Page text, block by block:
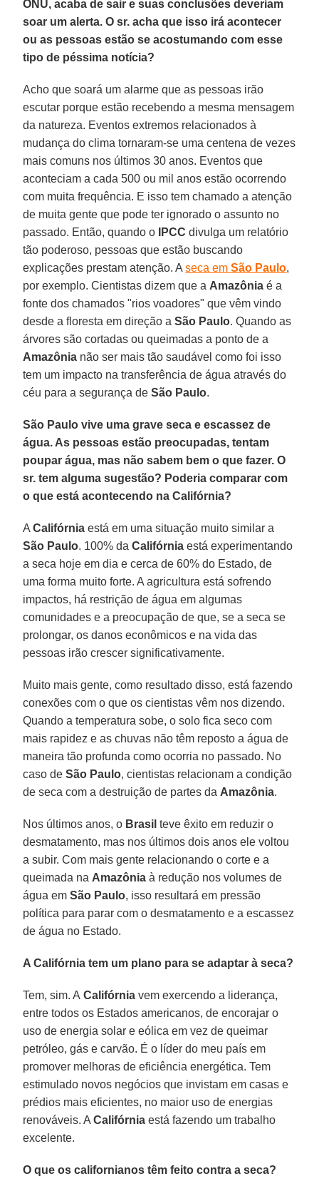
ONU, acaba de sair e suas conclusões deveriam
soar um alerta. O sr. acha que isso irá acontecer
ou as pessoas estão se acostumando com esse
tipo de péssima notícia?
Acho que soará um alarme que as pessoas irão
escutar porque estão recebendo a mesma mensagem
da natureza. Eventos extremos relacionados à
mudança do clima tornaram-se uma centena de vezes
mais comuns nos últimos 30 anos. Eventos que
aconteciam a cada 500 ou mil anos estão ocorrendo
com muita frequência. E isso tem chamado a atenção
de muita gente que pode ter ignorado o assunto no
passado. Então, quando o
IPCC divulga um relatório
tão poderoso, pessoas que estão buscando
explicações prestam atenção. Aseca emSão Paulo,
por exemplo. Cientistas dizem que a Amazônia é a
fonte dos chamados "rios voadores" que vêm vindo
desde a floresta em direção aSão Paulo. Quando as
árvores são cortadas ou queimadas a ponto de a
Amazônia não ser mais tão saudável como foi isso
tem um impacto na transferência de água através do
céu para a segurança deSão Paulo.
São Paulo vive uma grave seca e escassez de
água. As pessoas estão preocupadas, tentam
poupar água, mas não sabem bem o que fazer. O
sr. tem alguma sugestão? Poderia comparar com
o que está acontecendo na Califórnia?
ACalifórnia está em uma situação muito similar a
São Paulo. 100% daCalifórnia está experimentando
a seca hoje em dia e cerca de 60% do Estado, de
uma forma muito forte. A agricultura está sofrendo
impactos, há restrição de água em algumas
comunidades e a preocupação de que, se a seca se
prolongar, os danos econômicos e na vida das
pessoas irão crescer significativamente.
Muito mais gente, como resultado disso, está fazendo
conexões com o que os cientistas vêm nos dizendo.
Quando a temperatura sobe, o solo fica seco com
mais rapidez e as chuvas não têm reposto a água de
maneira tão profunda como ocorria no passado. No
caso deSão Paulo, cientistas relacionam a condição
de seca com a destruição de partes da Amazônia.
Nos últimos anos, o Brasil teve êxito em reduzir o
desmatamento, mas nos últimos dois anos ele voltou
a subir. Com mais gente relacionando o corte e a
queimada na Amazônia à redução nos volumes de
água emSão Paulo, isso resultará em pressão
política para parar com o desmatamento e a escassez
de água no Estado.
A Califórnia tem um plano para se adaptar à seca?
Tem, sim. A Califórnia vem exercendo a liderança,
entre todos os Estados americanos, de encorajar o
uso de energia solar e eólica em vez de queimar
petróleo, gás e carvão. É o líder do meu país em
promover melhoras de eficiência energética. Tem
estimulado novos negócios que invistam em casas e
prédios mais eficientes, no maior uso de energias
renováveis. ACalifórnia está fazendo um trabalho
excelente.
O que os californianos têm feito contra a seca?